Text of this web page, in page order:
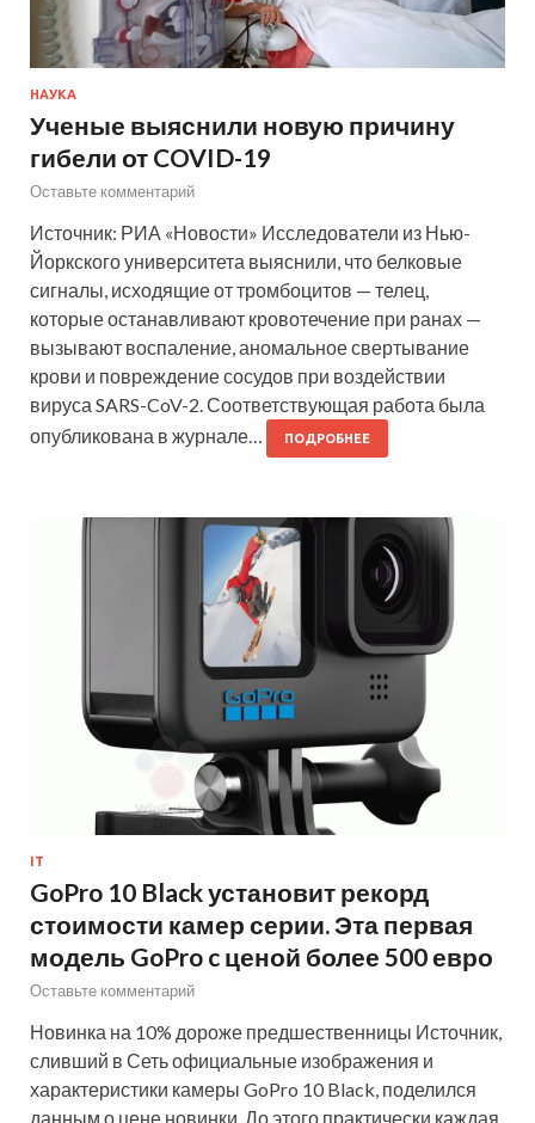
НАУКА
Ученые выяснили новую причину
гибели от COVID-19
Оставьте комментарий
Источник: РИА «Новости» Исследователи из Нью-
Йоркского университета выяснили, что белковые
сигналы, исходящие от тромбоцитов — телец,
которые останавливают кровотечение при ранах —
вызывают воспаление, аномальное свертывание
крови и повреждение сосудов при воздействии
вируса SARS-CoV-2. Соответствующая работа была
опубликована в журнале…
ПОДРОБНЕЕ
IT
GoPro 10 Black установит рекорд
стоимости камер серии. Эта первая
модель GoPro c ценой более 500 евро
Оставьте комментарий
Новинка на 10% дороже предшественницы Источник,
сливший в Сеть официальные изображения и
характеристики камеры GoPro 10 Black, поделился
данным о цене новинки. До этого практически каждая